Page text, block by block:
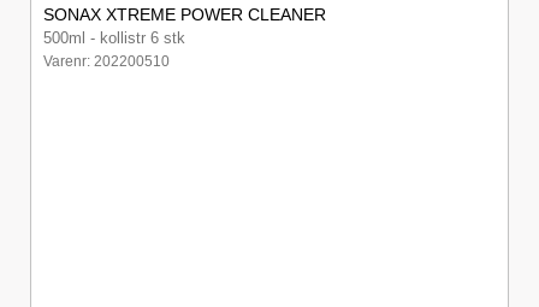
SONAX XTREME POWER CLEANER
500ml - kollistr 6 stk
Varenr: 202200510